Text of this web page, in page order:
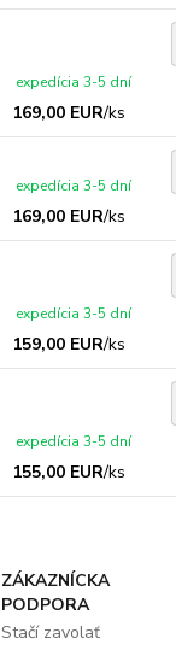
169,00 EUR/ks
expedícia 3-5 dní
169,00 EUR/ks
expedícia 3-5 dní
159,00 EUR/ks
expedícia 3-5 dní
155,00 EUR/ks
expedícia 3-5 dní
ZÁKAZNÍCKA
PODPORA
Stačí zavolať